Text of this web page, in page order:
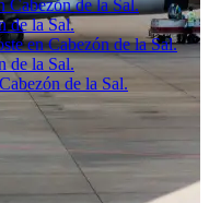
Cabezón de la Sal.
de la Sal.
en Cabezón de la Sal.
de la Sal.
de la Sal.